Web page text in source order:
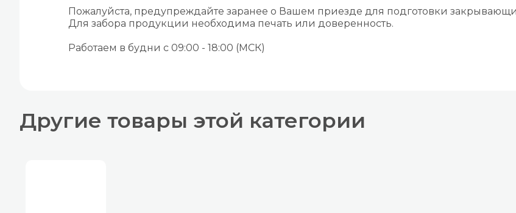
Пожалуйста, предупреждайте заранее о Вашем приезде для подготовки
Для забора продукции необходима печать или доверенность.
Работаем в будни с 09:00 - 18:00 (МСК)
Другие товары этой категории